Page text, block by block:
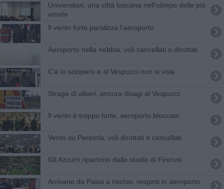
Universitari, una città toscana nell'olimpo delle più
amate
Il vento forte paralizza l'aeroporto
Aeroporto nella nebbia, voli cancellati o dirottati
C'è lo sciopero e al Vespucci non si vola
Strage di alberi, ancora disagi al Vespucci
Il vento è troppo forte, aeroporto bloccato
Vento su Peretola, voli dirottati e cancellati
Gli Azzurri ripartono dallo stadio di Firenze
Arrivano da Paesi a rischio, respinti in aeroporto